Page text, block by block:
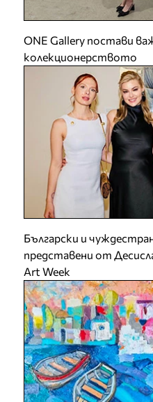
ONE Gallery постави
колекционерството
Български и
представени от
Art Week